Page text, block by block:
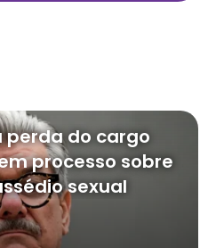
perda do cargo
processo sobre
sexual